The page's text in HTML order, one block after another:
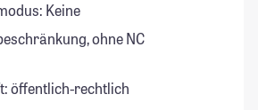
Keine
ohne NC
öffentlich-rechtlich